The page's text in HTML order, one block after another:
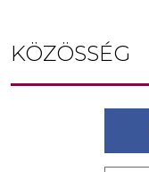
KÖZÖSSÉG